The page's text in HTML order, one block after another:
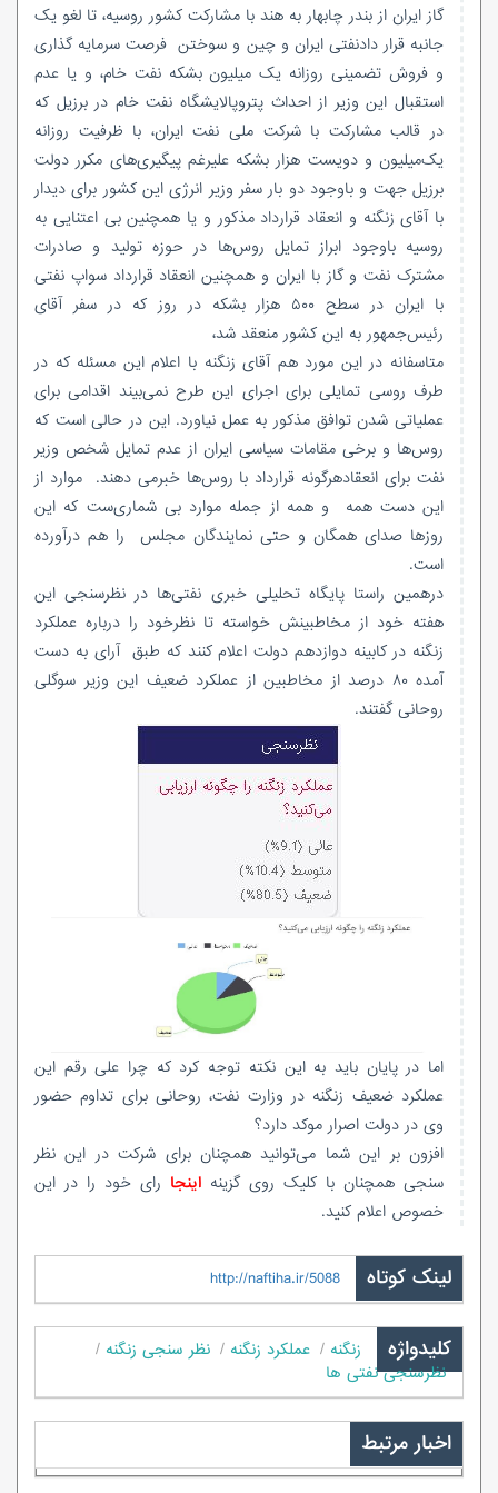
گاز ایران از بندر چابهار به هند با مشارکت کشور روسیه، تا لغو یک
جانبه قرار دادنفتی ایران و چین و سوختن فرصت سرمایه گذاری
و فروش تضمینی روزانه یک میلیون بشکه نفت خام، و یا عدم
استقبال این وزیر از احداث پتروپالایشگاه نفت خام در برزیل که
در قالب مشارکت با شرکت ملی نفت ایران، با ظرفیت روزانه
یکمیلیون و دویست هزار بشکه علیرغم پیگیریهای مکرر دولت
برزیل جهت و باوجود دو بار سفر وزیر انرژی این کشور برای دیدار
با آقای زنگنه و انعقاد قرارداد مذکور و یا همچنین بی اعتنایی به
روسیه باوجود ابراز تمایل روسها در حوزه تولید و صادرات
مشترک نفت و گاز با ایران و همچنین انعقاد قرارداد سواپ نفتی
با ایران در سطح ۵۰۰ هزار بشکه در روز که در سفر آقای
رئیس‌جمهور به این کشور منعقد شد،
متاسفانه در این مورد هم آقای زنگنه با اعلام این مسئله که در
طرف روسی تمایلی برای اجرای این طرح نمیبیند اقدامی برای
عملیاتی شدن توافق مذکور به عمل نیاورد. این در حالی است که
روسها و برخی مقامات سیاسی ایران از عدم تمایل شخص وزیر
نفت برای انعقادهرگونه قرارداد با روسها خبرمی دهند. موارد از
این دست همه و همه از جمله موارد بی شماری‌ست که این
روزها صدای همگان و حتی نمایندگان مجلس را هم درآورده
است.
درهمین راستا پایگاه تحلیلی خبری نفتی‌ها در نظر‌سنجی این
هفته خود از مخاطبینش خواسته تا نظرخود را درباره عملکرد
زنگنه در کابینه دوازدهم دولت اعلام کنند که طبق آرای به دست
آمده ۸۰ درصد از مخاطبین از عملکرد ضعیف این وزیر سوگلی
روحانی گفتند.
اما در پایان باید به این نکته توجه کرد که چرا علی رقم این
عملکرد ضعیف زنگنه در وزارت نفت، روحانی برای تداوم حضور
وی در دولت اصرار موکد دارد؟
افزون بر این شما می‌توانید همچنان برای شرکت در این نظر
سنجی همچنان با کلیک روی گزینه اینجا رای خود را در این
خصوص اعلام کنید.
لینک کوتاه http://naftiha.ir/5088
کلیدواژه زنگنه عملکرد زنگنه
نظر سنجی زنگنه
نظرسنجی نفتی ها
اخبار مرتبط